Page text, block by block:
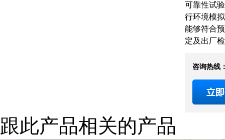
可靠性试
行环境模
能够符合
定及出厂
咨询热线
跟此产品相关的产品